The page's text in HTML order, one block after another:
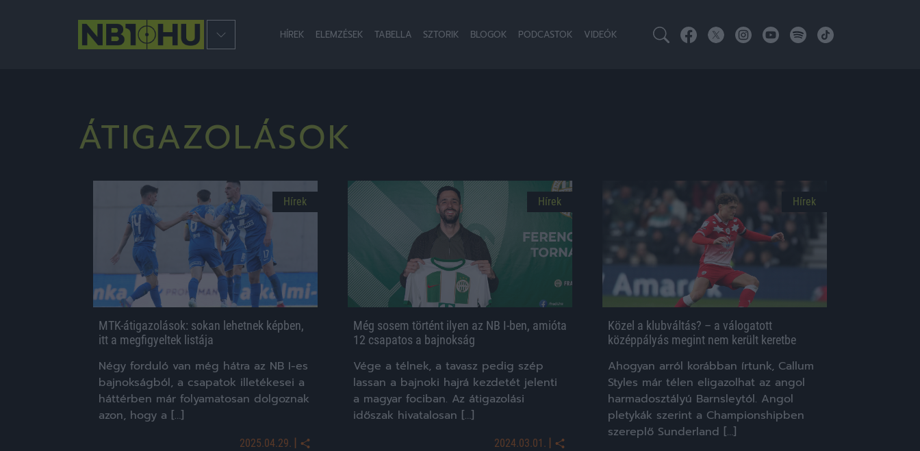
HÍREK ELEMZÉSEK TABELLA SZTORIK BLOGOK PODCASTOK VIDEÓK
ÁTIGAZOLÁSOK
Hírek
MTK-átigazolások: sokan lehetnek képben,
itt a megfigyeltek listája
Négy forduló van még hátra az NB I-es
bajnokságból, a csapatok illetékesei a
háttérben már folyamatosan dolgoznak
azon, hogy a […]
2025.04.29. |
Hírek
Még sosem történt ilyen az NB I-ben, amióta
12 csapatos a bajnokság
Vége a télnek, a tavasz pedig szép
lassan a bajnoki hajrá kezdetét jelenti
a magyar fociban. Az átigazolási
időszak hivatalosan […]
2024.03.01. |
Hírek
Közel a klubváltás? – a válogatott
középpályás megint nem került keretbe
Ahogyan arról korábban írtunk, Callum
Styles már télen eligazolhat az angol
harmadosztályú Barnsleytól. Angol
pletykák szerint a Championshipben
szereplő Sunderland […]